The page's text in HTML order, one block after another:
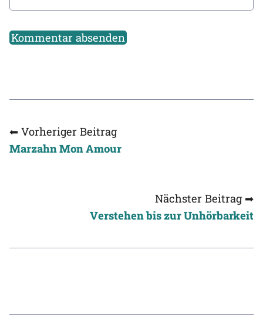
Kommentar absenden
⬅ Vorheriger Beitrag
Marzahn Mon Amour
Nächster Beitrag ➡
Verstehen bis zur Unhörbarkeit